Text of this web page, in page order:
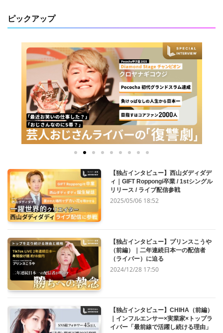
ピックアップ
【独占インタビュー】西山ダディダデ
ィ｜GIFT Roppongi卒業 / 1stシングル
リリース / ライブ配信参戦
2025/05/06 18:52
【独占インタビュー】プリンスこうや
（前編）｜二年連続日本一の配信者
（ライバー）に迫る
2024/12/28 17:50
【独占インタビュー】CHIHA（前編）
｜インフルエンサー×実業家×トップラ
イバー「最前線で活躍し続ける理由」